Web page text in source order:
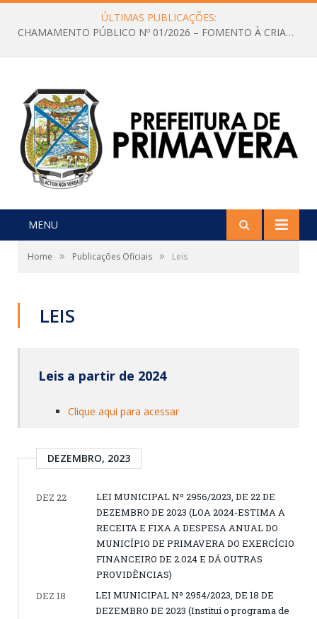
ÚLTIMAS PUBLICAÇÕES:
Edital de Convocação Nº 001/2026 CMDCA
MENU
Home » Publicações Oficiais » Leis
LEIS
Leis a partir de 2024
Clique aqui para acessar
DEZEMBRO, 2023
DEZ 22
LEI MUNICIPAL Nº 2956/2023, DE 22 DE
DEZEMBRO DE 2023 (LOA 2024-ESTIMA A
RECEITA E FIXA A DESPESA ANUAL DO
MUNICÍPIO DE PRIMAVERA DO EXERCÍCIO
FINANCEIRO DE 2.024 E DÁ OUTRAS
PROVIDÊNCIAS)
DEZ 18
LEI MUNICIPAL Nº 2954/2023, DE 18 DE
DEZEMBRO DE 2023 (Institui o programa de